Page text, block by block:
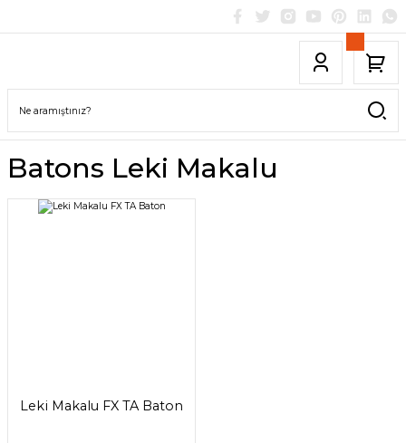
Batons Leki Makalu
Leki Makalu FX TA Baton